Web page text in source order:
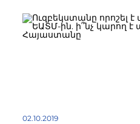
02.10.2019